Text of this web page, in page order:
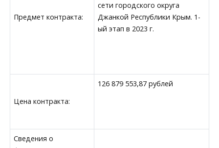
Предмет контракта:
сети городского округа
Джанкой Республики Крым. 1-
ый этап в 2023 г.
Цена контракта:
126 879 553,87 рублей
Сведения о